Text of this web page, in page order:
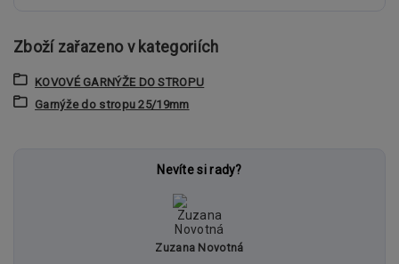
Zboží zařazeno v kategoriích
KOVOVÉ GARNÝŽE DO STROPU
Garnýže do stropu 25/19mm
Nevíte si rady?
Zuzana Novotná